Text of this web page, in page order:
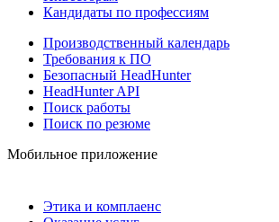
Кандидаты по профессиям
Производственный календарь
Требования к ПО
Безопасный HeadHunter
HeadHunter API
Поиск работы
Поиск по резюме
Мобильное приложение
Этика и комплаенс